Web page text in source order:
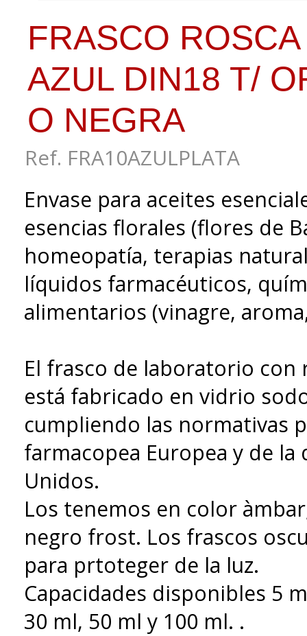
FRASCO
AZUL DIN18 T/
O NEGRA
Ref. FRA10AZULPLATA
Envase para aceites
esencias florales (flores de
homeopatía, terapias
líquidos farmacéuticos,
alimentarios (vinagre,
El frasco de laboratorio con
está fabricado en vidrio
cumpliendo las normativas
farmacopea Europea y de la
Unidos.
Los tenemos en color
negro frost. Los frascos
para prtoteger de la luz.
Capacidades disponibles 5
30 ml, 50 ml y 100 ml. .